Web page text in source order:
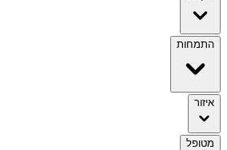
התמחות
איזור
מטופל